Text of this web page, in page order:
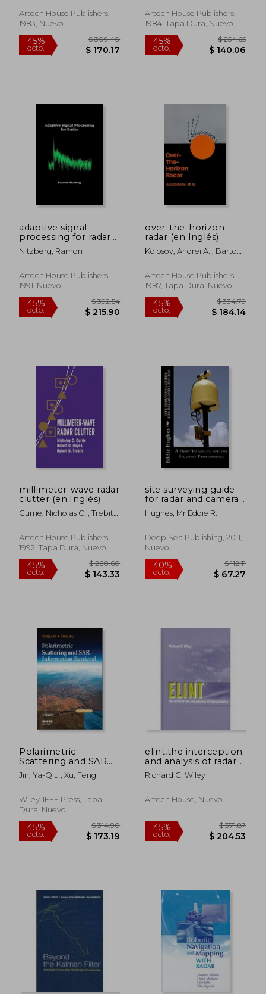
dcto. $ 305.08 dcto.
Artech House Publishers,
1983, Nuevo
45%
dcto.
Artech House Publishers,
1984, Tapa Dura, Nuevo
45%
dcto.
adaptive signal
processing for radar
(en Inglés)
Nitzberg, Ramon
Artech House Publishers,
1991, Nuevo
45%
dcto. $ 215.90
over-the-horizon
radar (en Inglés)
Kolosov, Andrei A. ; Barton,
Artech House Publishers,
1987, Tapa Dura, Nuevo
45%
millimeter-wave radar
clutter (en Inglés)
Currie, Nicholas C. ; Trebits,
D.
Artech House Publishers,
1992, Tapa Dura, Nuevo
$ 260.60
site surveying guide
for radar and cameras
(en Inglés)
Hughes, Mr Eddie R.
Deep Sea Publishing, 2011,
Nuevo
Polarimetric
Scattering and SAR
Information Retrieval
(en Inglés)
Jin, Ya-Qiu ; Xu, Feng
Wiley-IEEE Press, Tapa
Dura, Nuevo
elint,the interception
and analysis of radar
signals
Richard G. Wiley
Artech House, Nuevo